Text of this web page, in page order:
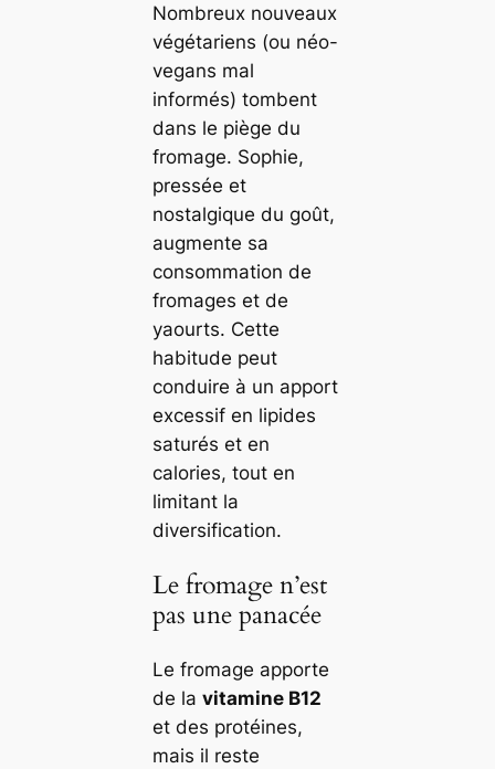
Nombreux nouveaux
végétariens (ou néo-
vegans mal
informés) tombent
dans le piège du
fromage. Sophie,
pressée et
nostalgique du goût,
augmente sa
consommation de
fromages et de
yaourts. Cette
habitude peut
conduire à un apport
excessif en lipides
saturés et en
calories, tout en
limitant la
diversification.
Le fromage n’est
pas une panacée
Le fromage apporte
de la vitamine B12
et des protéines,
mais il reste